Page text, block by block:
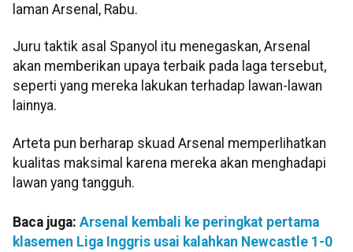
laman Arsenal, Rabu.
Juru taktik asal Spanyol itu menegaskan, Arsenal
akan memberikan upaya terbaik pada laga tersebut,
seperti yang mereka lakukan terhadap lawan-lawan
lainnya.
Arteta pun berharap skuad Arsenal memperlihatkan
kualitas maksimal karena mereka akan menghadapi
lawan yang tangguh.
Baca juga: Arsenal kembali ke peringkat pertama
klasemen Liga Inggris usai kalahkan Newcastle 1-0